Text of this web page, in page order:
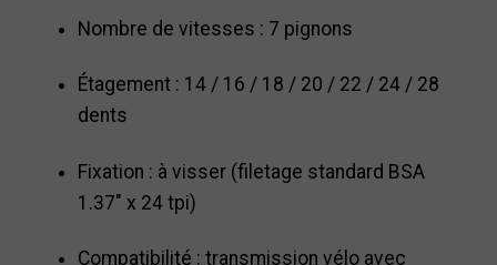
Nombre de vitesses : 7 pignons
Étagement : 14 / 16 / 18 / 20 / 22 / 24 / 28
dents
Fixation : à visser (filetage standard BSA
1.37" x 24 tpi)
Compatibilité : transmission vélo avec